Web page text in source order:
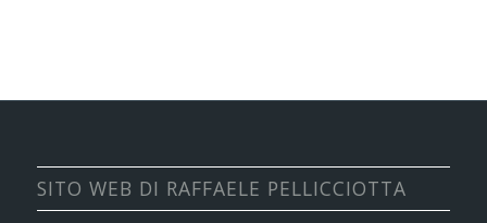
SITO WEB DI RAFFAELE PELLICCIOTTA